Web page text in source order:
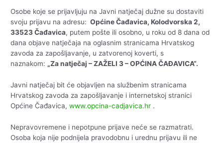
Osobe koje se prijavljuju na Javni natječaj dužne su dostaviti
svoju prijavu na adresu: Općine Čađavica, Kolodvorska 2,
33523 Čađavica, putem pošte ili osobno, u roku od 8 dana od
dana objave natječaja na oglasnim stranicama Hrvatskog
zavoda za zapošljavanje, u zatvorenoj koverti, s
naznakom: „Za natječaj – ZAŽELI 3 – OPĆINA ČAĐAVICA“.
Javni natječaj bit će objavljen na službenim stranicama
Hrvatskog zavoda za zapošljavanje i internetskoj stranici
Općine Čađavica,www.opcina-cadjavica.hr .
Nepravovremene i nepotpune prijave neće se razmatrati.
Osoba koja nije podnijela pravodobnu i urednu prijavu ili ne